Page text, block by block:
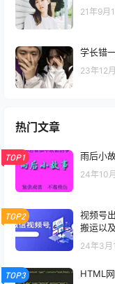
21年9月
学长错
23年12
热门文章
TOP1 雨后小
24年10
TOP2
视频号
搬运以
24年3月
TOP3 HTML